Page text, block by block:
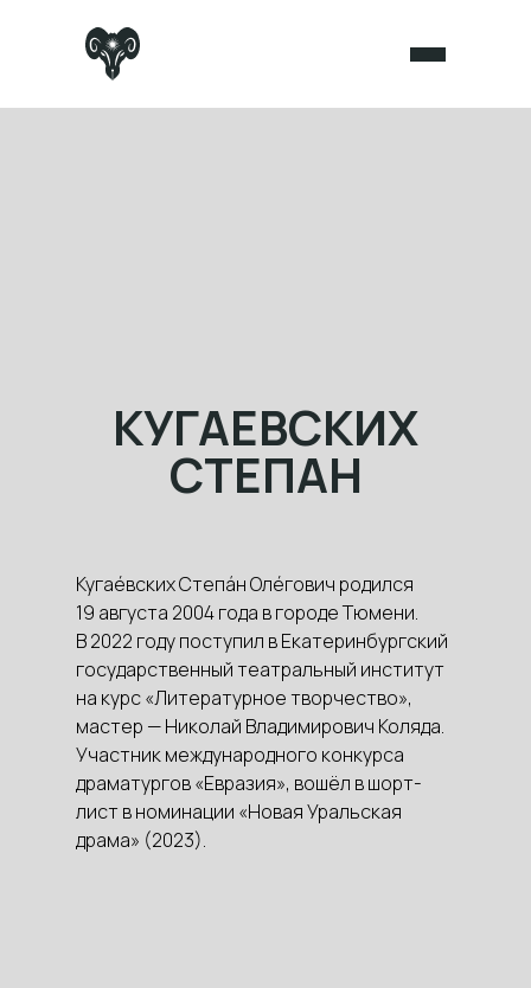
КУГАЕВСКИХ
СТЕПАН
Кугаéвских Степáн Олéгович родился
19 августа 2004 года в городе Тюмени.
В 2022 году поступил в Екатеринбургский
государственный театральный институт
на курс «Литературное творчество»,
мастер — Николай Владимирович Коляда.
Участник международного конкурса
драматургов «Евразия», вошёл в шорт-
лист в номинации «Новая Уральская
драма» (2023).